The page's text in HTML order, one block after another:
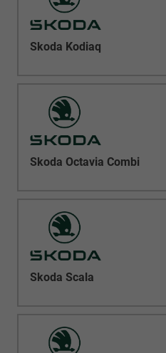
Skoda Kodiaq
Skoda Octavia Combi
Skoda Scala